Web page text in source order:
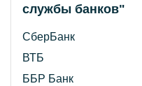
службы банков"
СберБанк
ВТБ
ББР Банк